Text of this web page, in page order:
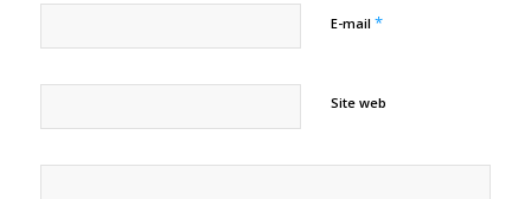
E-mail *
Site web